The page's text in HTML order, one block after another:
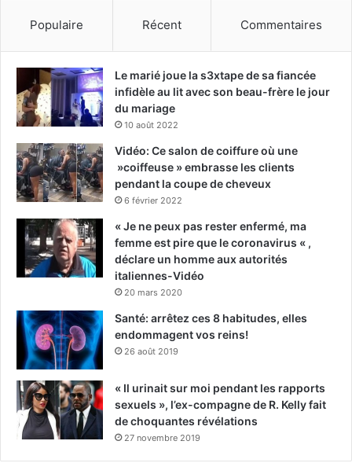
Populaire Récent Commentaires
Le marié joue la s3xtape de sa fiancée
infidèle au lit avec son beau-frère le jour
du mariage
10 août 2022
Vidéo: Ce salon de coiffure où une
»coiffeuse » embrasse les clients
pendant la coupe de cheveux
6 février 2022
« Je ne peux pas rester enfermé, ma
femme est pire que le coronavirus « ,
déclare un homme aux autorités
italiennes-Vidéo
20 mars 2020
Santé: arrêtez ces 8 habitudes, elles
endommagent vos reins!
26 août 2019
« Il urinait sur moi pendant les rapports
sexuels », l’ex-compagne de R. Kelly fait
de choquantes révélations
27 novembre 2019